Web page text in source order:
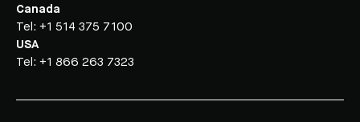
Canada
Tel: +1 514 375 7100
USA
Tel: +1 866 263 7323